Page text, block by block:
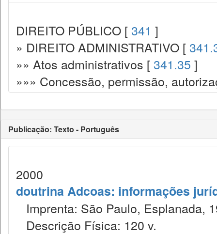
DIREITO PÚBLICO [ 341 ]
» DIREITO ADMINISTRATIVO [
»» Atos administrativos [ 341.35 ]
»»» Concessão, permissão,
Publicação: Texto - Português
2000
doutrina Adcoas: informações
Imprenta: São Paulo, Esplanada,
Descrição Física: 120 v.